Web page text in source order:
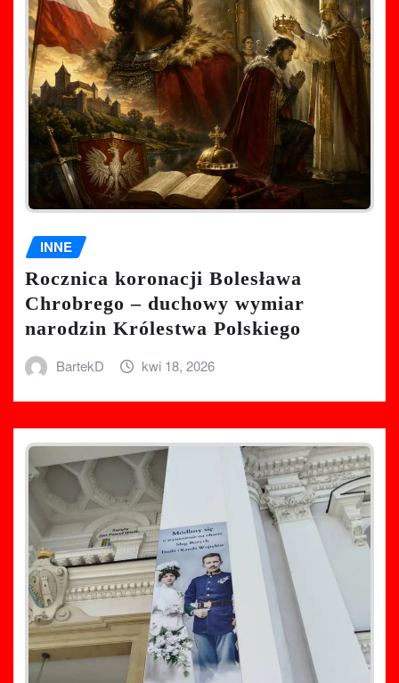
INNE
Rocznica koronacji Bolesława
Chrobrego – duchowy wymiar
narodzin Królestwa Polskiego
BartekD kwi 18, 2026